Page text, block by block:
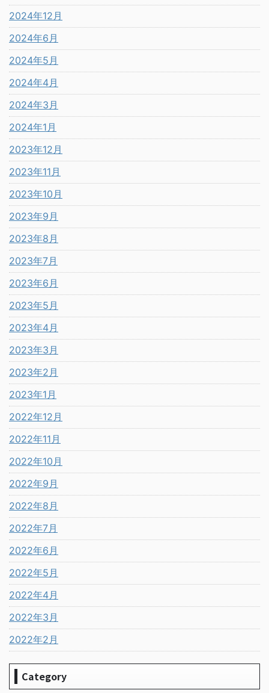
2024年12月
2024年6月
2024年5月
2024年4月
2024年3月
2024年1月
2023年12月
2023年11月
2023年10月
2023年9月
2023年8月
2023年7月
2023年6月
2023年5月
2023年4月
2023年3月
2023年2月
2023年1月
2022年12月
2022年11月
2022年10月
2022年9月
2022年8月
2022年7月
2022年6月
2022年5月
2022年4月
2022年3月
2022年2月
Category